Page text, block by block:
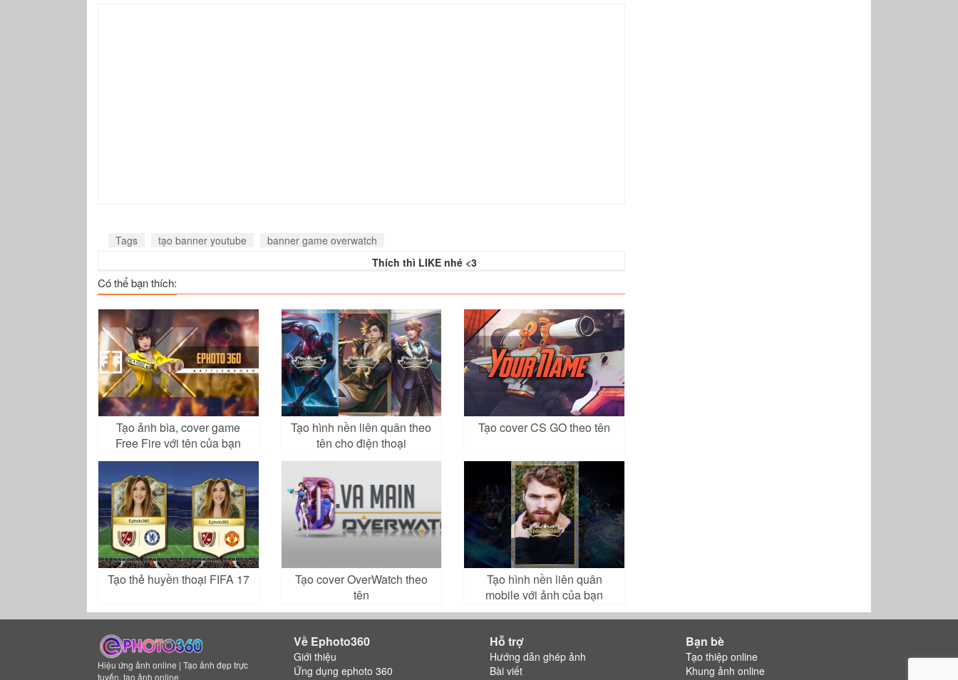
Tags tạo banner youtube
banner game overwatch
Thích thì LIKE nhé <3
Có thể bạn thích:
Tạo ảnh bìa, cover game
Free Fire với tên của bạn
Tạo hình nền liên quân theo
tên cho điện thoại
Tạo cover CS GO theo tên
Tạo thẻ huyền thoại FIFA 17
Tạo cover OverWatch theo
tên
Tạo hình nền liên quân
mobile với ảnh của bạn
Hiệu ứng ảnh online | Tạo ảnh đẹp trực
tuyến, tạo ảnh online
Về Ephoto360
Giới thiệu
Ứng dụng ephoto 360
Hỗ trợ
Hướng dẫn ghép ảnh
Bài viết
Bạn bè
Tạo thiệp online
Khung ảnh online